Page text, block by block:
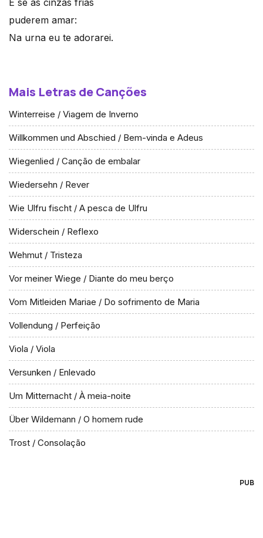
E se as cinzas frias
puderem amar:
Na urna eu te adorarei.
Mais Letras de Canções
Winterreise / Viagem de Inverno
Willkommen und Abschied / Bem-vinda e Adeus
Wiegenlied / Canção de embalar
Wiedersehn / Rever
Wie Ulfru fischt / A pesca de Ulfru
Widerschein / Reflexo
Wehmut / Tristeza
Vor meiner Wiege / Diante do meu berço
Vom Mitleiden Mariae / Do sofrimento de Maria
Vollendung / Perfeição
Viola / Viola
Versunken / Enlevado
Um Mitternacht / À meia-noite
Über Wildemann / O homem rude
Trost / Consolação
PUB